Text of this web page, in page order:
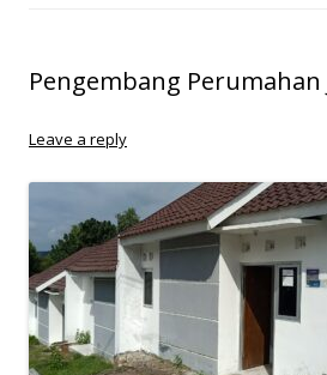
Pengembang Perumahan
Leave a reply